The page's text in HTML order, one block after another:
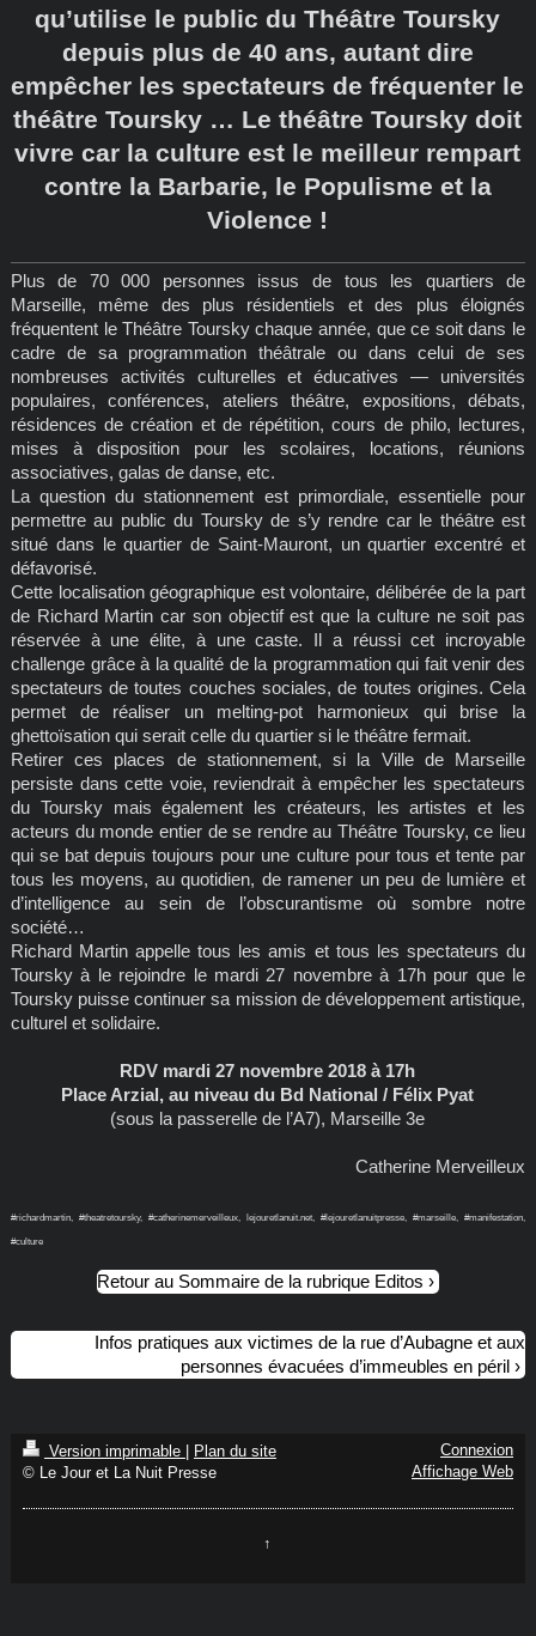
qu’utilise le public du Théâtre Toursky
depuis plus de 40 ans, autant dire
empêcher les spectateurs de fréquenter le
théâtre Toursky … Le théâtre Toursky doit
vivre car la culture est le meilleur rempart
contre la Barbarie, le Populisme et la
Violence !
Plus de 70 000 personnes issus de tous les quartiers de
Marseille, même des plus résidentiels et des plus éloignés
fréquentent le Théâtre Toursky chaque année, que ce soit dans le
cadre de sa programmation théâtrale ou dans celui de ses
nombreuses activités culturelles et éducatives — universités
populaires, conférences, ateliers théâtre, expositions, débats,
résidences de création et de répétition, cours de philo, lectures,
mises à disposition pour les scolaires, locations, réunions
associatives, galas de danse, etc.
La question du stationnement est primordiale, essentielle pour
permettre au public du Toursky de s’y rendre car le théâtre est
situé dans le quartier de Saint-Mauront, un quartier excentré et
défavorisé.
Cette localisation géographique est volontaire, délibérée de la part
de Richard Martin car son objectif est que la culture ne soit pas
réservée à une élite, à une caste. Il a réussi cet incroyable
challenge grâce à la qualité de la programmation qui fait venir des
spectateurs de toutes couches sociales, de toutes origines. Cela
permet de réaliser un melting-pot harmonieux qui brise la
ghettoïsation qui serait celle du quartier si le théâtre fermait.
Retirer ces places de stationnement, si la Ville de Marseille
persiste dans cette voie, reviendrait à empêcher les spectateurs
du Toursky mais également les créateurs, les artistes et les
acteurs du monde entier de se rendre au Théâtre Toursky, ce lieu
qui se bat depuis toujours pour une culture pour tous et tente par
tous les moyens, au quotidien, de ramener un peu de lumière et
d’intelligence au sein de l’obscurantisme où sombre notre
société…
Richard Martin appelle tous les amis et tous les spectateurs du
Toursky à le rejoindre le mardi 27 novembre à 17h pour que le
Toursky puisse continuer sa mission de développement artistique,
culturel et solidaire.
RDV mardi 27 novembre 2018 à 17h
Place Arzial, au niveau du Bd National / Félix Pyat
(sous la passerelle de l’A7), Marseille 3e
Catherine Merveilleux
#richardmartin, #theatretoursky, #catherinemerveilleux, lejouretlanuit.net, #lejouretlanuitpresse, #marseille, #manifestation,
#culture
Retour au Sommaire de la rubrique Editos
Infos pratiques aux victimes de la rue d’Aubagne et aux
personnes évacuées d’immeubles en péril
Version imprimable | Plan du site
© Le Jour et La Nuit Presse
Connexion
Affichage Web
↑